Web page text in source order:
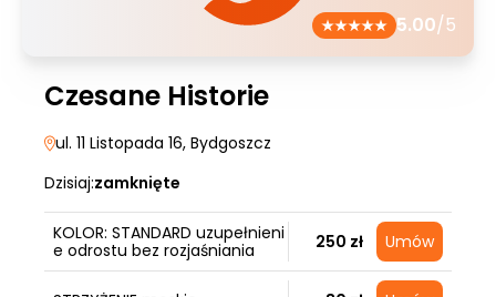
5.00/5
Czesane Historie
ul. 11 Listopada 16, Bydgoszcz
Dzisiaj:zamknięte
KOLOR: STANDARD uzupełnieni
e odrostu bez rozjaśniania
250 zł Umów